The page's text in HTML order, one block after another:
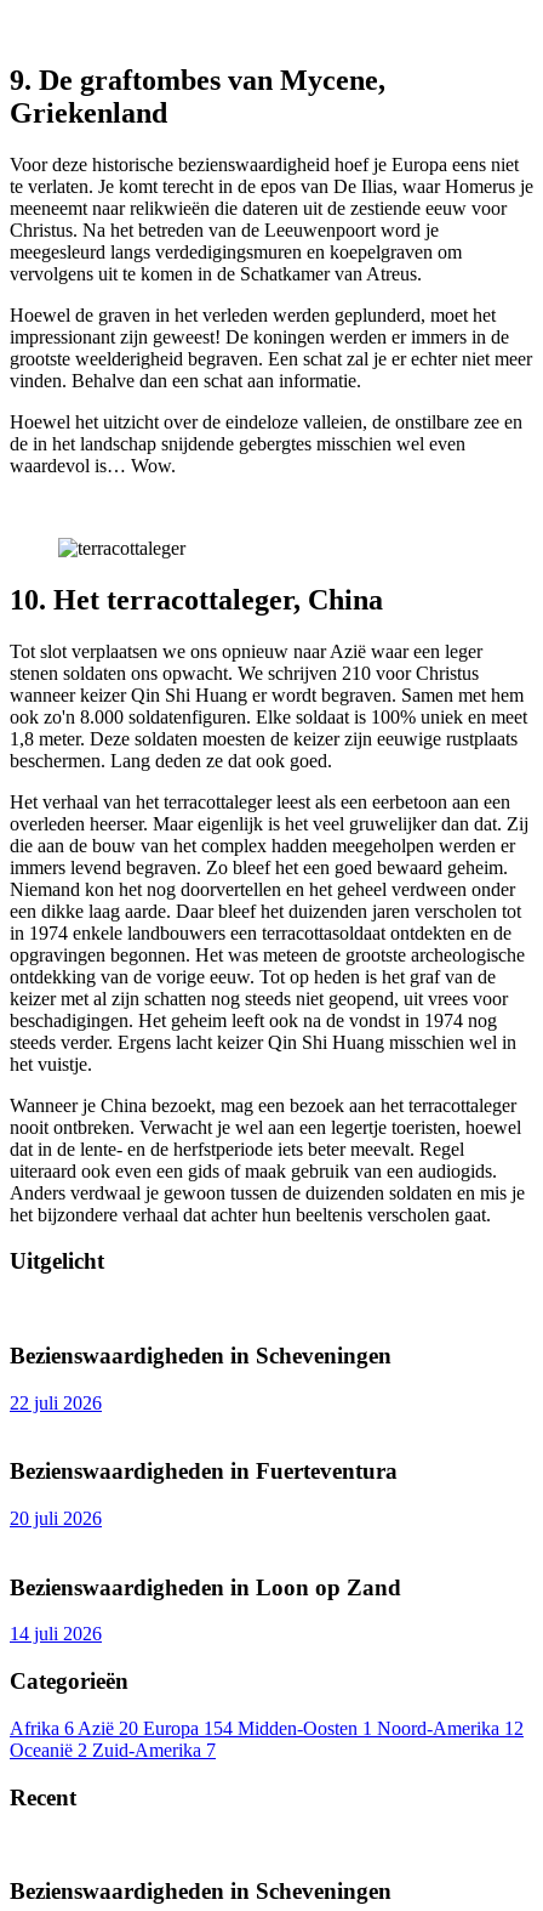
9. De graftombes van Mycene,
Griekenland
Voor deze historische bezienswaardigheid hoef je Europa eens niet
te verlaten. Je komt terecht in de epos van De Ilias, waar Homerus je
meeneemt naar relikwieën die dateren uit de zestiende eeuw voor
Christus. Na het betreden van de Leeuwenpoort word je
meegesleurd langs verdedigingsmuren en koepelgraven om
vervolgens uit te komen in de Schatkamer van Atreus.
Hoewel de graven in het verleden werden geplunderd, moet het
impressionant zijn geweest! De koningen werden er immers in de
grootste weelderigheid begraven. Een schat zal je er echter niet meer
vinden. Behalve dan een schat aan informatie.
Hoewel het uitzicht over de eindeloze valleien, de onstilbare zee en
de in het landschap snijdende gebergtes misschien wel even
waardevol is… Wow.
10. Het terracottaleger, China
Tot slot verplaatsen we ons opnieuw naar Azië waar een leger
stenen soldaten ons opwacht. We schrijven 210 voor Christus
wanneer keizer Qin Shi Huang er wordt begraven. Samen met hem
ook zo'n 8.000 soldatenfiguren. Elke soldaat is 100% uniek en meet
1,8 meter. Deze soldaten moesten de keizer zijn eeuwige rustplaats
beschermen. Lang deden ze dat ook goed.
Het verhaal van het terracottaleger leest als een eerbetoon aan een
overleden heerser. Maar eigenlijk is het veel gruwelijker dan dat. Zij
die aan de bouw van het complex hadden meegeholpen werden er
immers levend begraven. Zo bleef het een goed bewaard geheim.
Niemand kon het nog doorvertellen en het geheel verdween onder
een dikke laag aarde. Daar bleef het duizenden jaren verscholen tot
in 1974 enkele landbouwers een terracottasoldaat ontdekten en de
opgravingen begonnen. Het was meteen de grootste archeologische
ontdekking van de vorige eeuw. Tot op heden is het graf van de
keizer met al zijn schatten nog steeds niet geopend, uit vrees voor
beschadigingen. Het geheim leeft ook na de vondst in 1974 nog
steeds verder. Ergens lacht keizer Qin Shi Huang misschien wel in
het vuistje.
Wanneer je China bezoekt, mag een bezoek aan het terracottaleger
nooit ontbreken. Verwacht je wel aan een legertje toeristen, hoewel
dat in de lente- en de herfstperiode iets beter meevalt. Regel
uiteraard ook even een gids of maak gebruik van een audiogids.
Anders verdwaal je gewoon tussen de duizenden soldaten en mis je
het bijzondere verhaal dat achter hun beeltenis verscholen gaat.
Uitgelicht
Bezienswaardigheden in Scheveningen
22 juli 2026
Bezienswaardigheden in Fuerteventura
20 juli 2026
Bezienswaardigheden in Loon op Zand
14 juli 2026
Categorieën
Afrika 6 Azië 20 Europa 154 Midden-Oosten 1 Noord-Amerika 12
Oceanië 2 Zuid-Amerika 7
Recent
Bezienswaardigheden in Scheveningen